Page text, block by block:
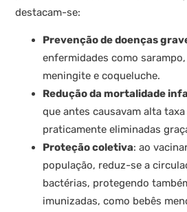
destacam-se:
Prevenção de doenças
enfermidades como
meningite e coqueluche.
Redução da mortalidade
que antes causavam alta
praticamente eliminadas
Proteção coletiva: ao
população, reduz-se a
bactérias, protegendo
imunizadas, como bebês